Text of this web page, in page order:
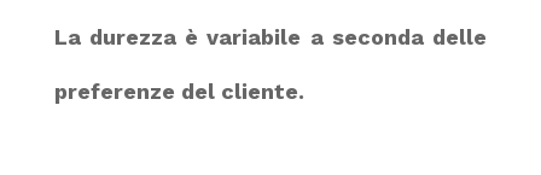
La durezza è variabile a seconda delle
preferenze del cliente.